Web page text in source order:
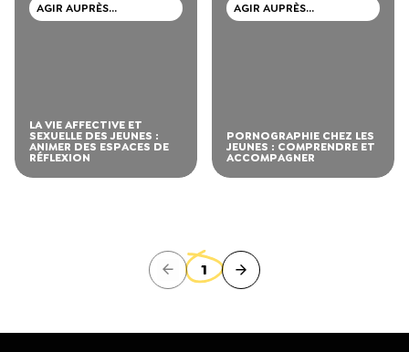
AGIR AUPRÈS
D’ADOLESCENTS ET DE
LA VIE AFFECTIVE ET
SEXUELLE DES JEUNES :
ANIMER DES ESPACES DE
RÉFLEXION
AGIR AUPRÈS
D’ADOLESCENTS ET DE
PORNOGRAPHIE CHEZ LES
JEUNES : COMPRENDRE ET
ACCOMPAGNER
1